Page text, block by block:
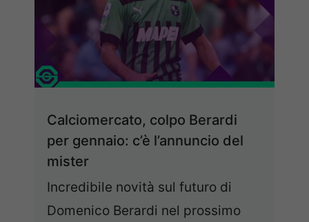
Calciomercato, colpo Berardi
per gennaio: c’è l’annuncio del
mister
Incredibile novità sul futuro di
Domenico Berardi nel prossimo